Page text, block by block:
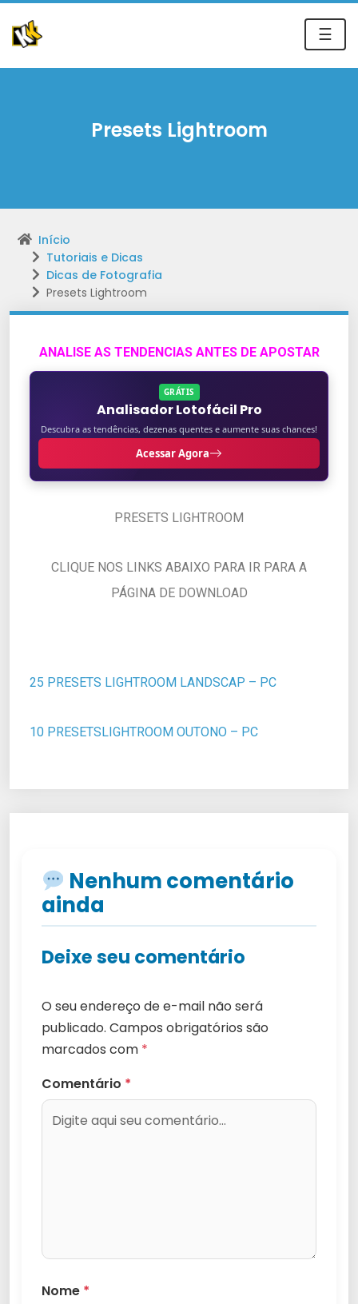
☰
Presets Lightroom
Início
Tutoriais e Dicas
Dicas de Fotografia
Presets Lightroom
ANALISE AS TENDENCIAS ANTES DE APOSTAR
GRÁTIS
Analisador Lotofácil Pro
Descubra as tendências, dezenas quentes e aumente suas chances!
Acessar Agora
PRESETS LIGHTROOM
CLIQUE NOS LINKS ABAIXO PARA IR PARA A
PÁGINA DE DOWNLOAD
25 PRESETS LIGHTROOM LANDSCAP – PC
10 PRESETSLIGHTROOM OUTONO – PC
Nenhum comentário
ainda
Deixe seu comentário
O seu endereço de e-mail não será
publicado. Campos obrigatórios são
marcados com *
Comentário *
Nome *